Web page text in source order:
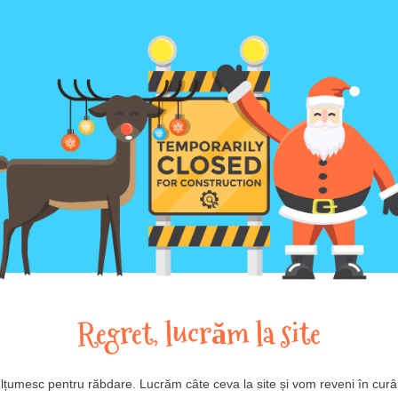
Regret, lucrăm la site
pentru răbdare. Lucrăm câte ceva la site și vom reveni în